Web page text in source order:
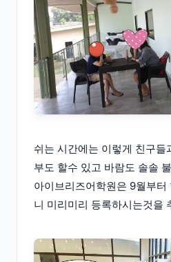
쉬는 시간에는 이렇게 친구
부도 할수 있고 바람도 솔솔
아이브리즈어학원은 9월부
니 미리미리 등록하시는것을